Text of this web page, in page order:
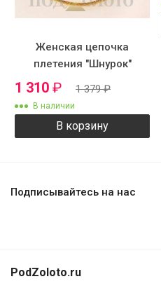
Женская цепочка
плетения "Шнурок"
1 310 ₽ 1 379₽
В наличии
В корзину
Подписывайтесь на нас
PodZoloto.ru